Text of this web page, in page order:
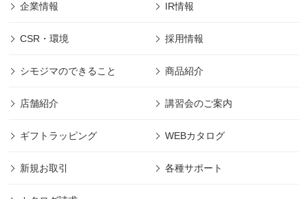
企業情報 IR情報
CSR・環境 採用情報
シモジマのできること 商品紹介
店舗紹介 講習会のご案内
ギフトラッピング WEBカタログ
新規お取引 各種サポート